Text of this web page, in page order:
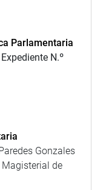
Parlamentaria
N.º
Gonzales
de